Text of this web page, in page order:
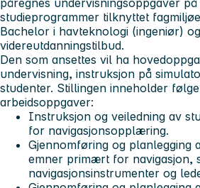
studieprogrammer tilknyttet
Bachelor i havteknologi (ingeniør)
videreutdanningstilbud.
Den som ansettes vil ha
undervisning, instruksjon på
studenter. Stillingen inneholder
arbeidsoppgaver:
Instruksjon og veiledning av
for navigasjonsopplæring.
Gjennomføring og planlegging
emner primært for navigasjon,
navigasjonsinstrumenter og